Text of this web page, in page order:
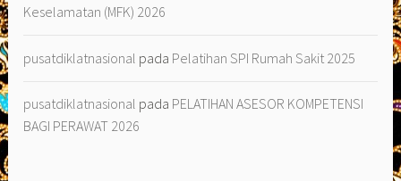
Keselamatan (MFK) 2026
pusatdiklatnasional pada Pelatihan SPI Rumah Sakit 2025
pusatdiklatnasional pada PELATIHAN ASESOR KOMPETENSI
BAGI PERAWAT 2026